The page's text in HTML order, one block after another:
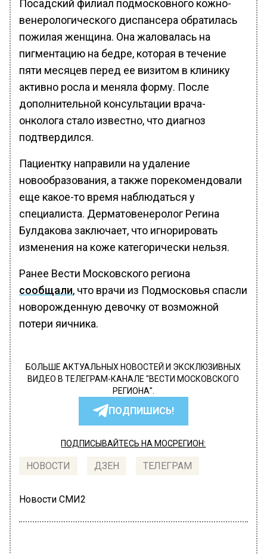
Посадский филиал подмосковного кожно-
венерологического диспансера обратилась
пожилая женщина. Она жаловалась на
пигментацию на бедре, которая в течение
пяти месяцев перед ее визитом в клинику
активно росла и меняла форму. После
дополнительной консультации врача-
онколога стало известно, что диагноз
подтвердился.
Пациентку направили на удаление
новообразования, а также порекомендовали
еще какое-то время наблюдаться у
специалиста. Дерматовенеролог Регина
Булдакова заключает, что игнорировать
изменения на коже категорически нельзя.
Ранее Вести Московского региона
сообщали, что врачи из Подмосковья спасли
новорожденную девочку от возможной
потери яичника.
БОЛЬШЕ АКТУАЛЬНЫХ НОВОСТЕЙ И ЭКСКЛЮЗИВНЫХ
ВИДЕО В ТЕЛЕГРАМ-КАНАЛЕ "ВЕСТИ МОСКОВСКОГО
РЕГИОНА".
ПОДПИШИСЬ!
ПОДПИСЫВАЙТЕСЬ НА МОСРЕГИОН:
НОВОСТИ ДЗЕН ТЕЛЕГРАМ
Новости СМИ2